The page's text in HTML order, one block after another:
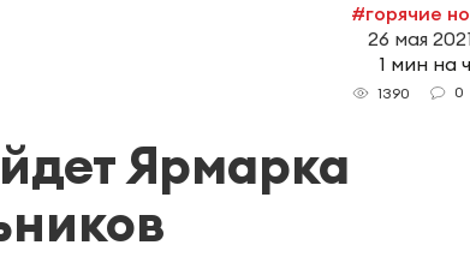
#горячие
26 мая
1 мин на
1390 0
Ярмарка